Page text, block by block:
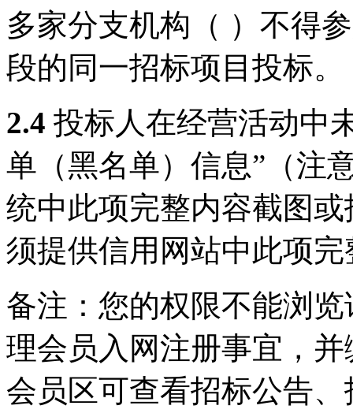
多家分支机构（ ）不得
段的同一招标项目投标。
2.4 投标人在经营活动中
单（黑名单）信息”（注
统中此项完整内容截图
须提供信用网站中此项
备注：您的权限不能浏
理会员入网注册事宜，
会员区可查看招标公告